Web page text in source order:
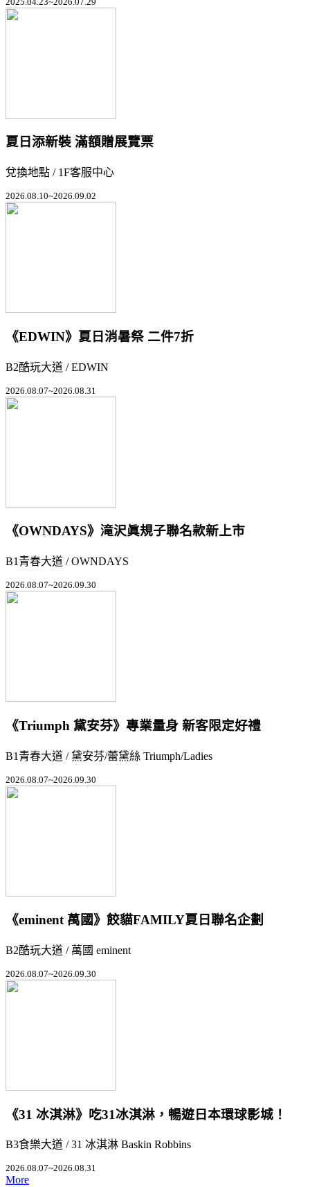
夏日添新裝 滿額贈展覽票
兌換地點 / 1F客服中心
2026.08.10~2026.09.02
《EDWIN》夏日消暑祭 二件7折
B2酷玩大道 / EDWIN
2026.08.07~2026.08.31
《OWNDAYS》滝沢眞規子聯名款新上市
B1青春大道 / OWNDAYS
2026.08.07~2026.09.30
《Triumph 黛安芬》專業量身 新客限定好禮
B1青春大道 / 黛安芬/蕾黛絲 Triumph/Ladies
2026.08.07~2026.09.30
《eminent 萬國》餃貓FAMILY夏日聯名企劃
B2酷玩大道 / 萬國 eminent
2026.08.07~2026.09.30
《31 冰淇淋》吃31冰淇淋，暢遊日本環球影城！
B3食樂大道 / 31 冰淇淋 Baskin Robbins
2026.08.07~2026.08.31
More